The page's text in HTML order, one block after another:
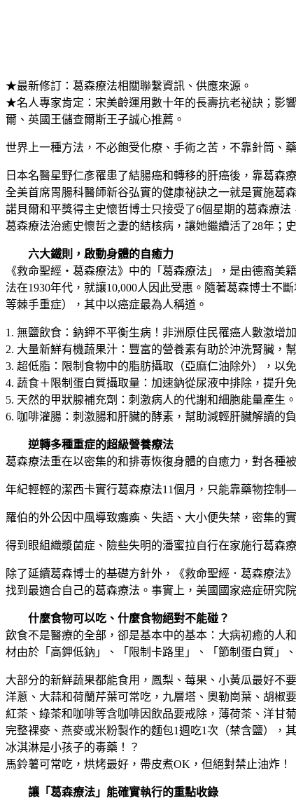
★最新修訂：葛森療法相關聯繫資訊、供應來源。
★名人專家肯定：宋美齡運用數十年的長壽抗老祕訣；影
爾、英國王儲查爾斯王子誠心推薦。
世界上一種方法，不必飽受化療、手術之苦，不靠針筒、
日本名醫星野仁彥罹患了結腸癌和轉移的肝癌後，靠葛
全美首席胃腸科醫師新谷弘實的健康祕訣之一就是實施葛
諾貝爾和平獎得主史懷哲博士只接受了6個星期的葛森療法
葛森療法治癒史懷哲之妻的結核病，讓她繼續活了28年；
六大鐵則，啟動身體的自癒力
《救命聖經‧葛森療法》中的「葛森療法」，是由德裔
法在1930年代，就讓10,000人因此受惠。隨著葛森博士不
等棘手重症），其中以癌症最為人稱道。
1. 無鹽飲食：鈉鉀不平衡生病！非洲原住民罹癌人數激增
2. 大量新鮮有機蔬果汁：豐富的營養素有助於沖洗腎臟，
3. 超低脂：限制食物中的脂肪攝取（亞麻仁油除外），以
4. 蔬食＋限制蛋白質攝取量：加速鈉從尿液中排除，提升
5. 天然的甲狀腺補充劑：刺激病人的代謝和細胞能量產生。
6. 咖啡灌腸：刺激腸和肝臟的酵素，幫助減輕肝臟解讀的
逆轉多種重症的超級營養療法
葛森療法重在以密集的和排毒恢復身體的自癒力，對各種
年紀輕輕的潔西卡實行葛森療法11個月，只能靠藥物控制
羅伯的外公因中風導致癱瘓、失語、大小便失禁，密集的
得到眼組織漿菌症、險些失明的潘蜜拉自行在家施行葛森
除了延續葛森博士的基礎方針外，《救命聖經．葛森療法
找到最適合自己的葛森療法。事實上，美國國家癌症研究
什麼食物可以吃、什麼食物絕對不能碰？
飲食不是醫療的全部，卻是基本中的基本：大病初癒的人
材由於「高鉀低鈉」、「限制卡路里」、「節制蛋白質」
大部分的新鮮蔬果都能食用，鳳梨、莓果、小黃瓜最好不要
洋蔥、大蒜和荷蘭芹葉可常吃，九層塔、奧勒崗葉、胡椒
紅茶、綠茶和咖啡等含咖啡因飲品要戒除，薄荷茶、洋甘
完整裸麥、燕麥或米粉製作的麵包1週吃1次（禁含鹽），
冰淇淋是小孩子的毒藥！？
馬鈴薯可常吃，烘烤最好，帶皮煮OK，但絕對禁止油炸！
讓「葛森療法」能確實執行的重點收錄